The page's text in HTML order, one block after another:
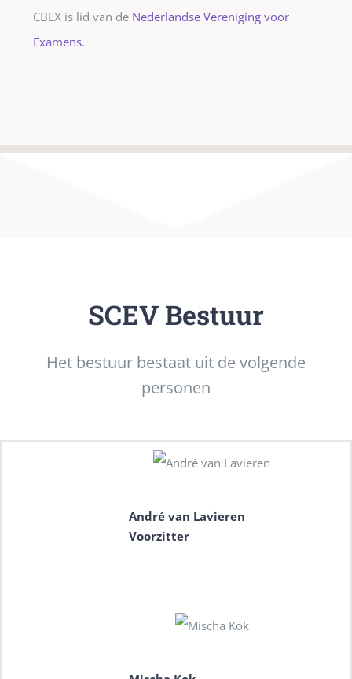
CBEX is lid van de Nederlandse Vereniging voor
Examens.
SCEV Bestuur
Het bestuur bestaat uit de volgende
personen
André van Lavieren
Voorzitter